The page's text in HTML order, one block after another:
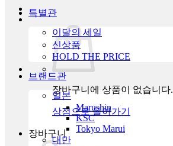
장바구니에 상품이 없습니다.
상점으로 돌아가기
장바구니
특별관
이달의 세일
신상품
HOLD THE PRICE
브랜드관
일본
Marushin
KSC
Tokyo Marui
대만